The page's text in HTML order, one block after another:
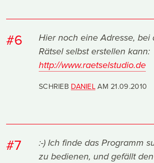
#6
Hier noch eine Adresse, bei
Rätsel selbst erstellen kann:
http://www.raetselstudio.de
SCHRIEB DANIELAM21.09.2010
#7
:-) Ich finde das Programm
zu bedienen, und gefällt